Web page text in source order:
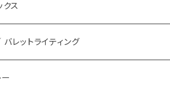
ス
レットライティング